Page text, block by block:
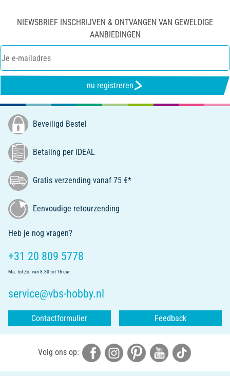
NIEWSBRIEF INSCHRIJVEN & ONTVANGEN VAN GEWELDIGE
AANBIEDINGEN
nu registreren
Beveiligd Bestel
Betaling per iDEAL
Gratis verzending vanaf 75 €*
Eenvoudige retourzending
Heb je nog vragen?
+31 20 809 5778
Ma. tot Zo. van 8.30 tot 16 uur
service@vbs-hobby.nl
Contactformulier Feedback
Volg ons op: